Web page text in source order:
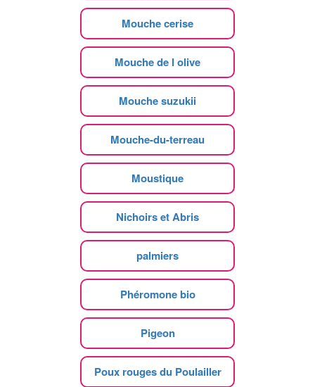
Mouche cerise
Mouche de l olive
Mouche suzukii
Mouche-du-terreau
Moustique
Nichoirs et Abris
palmiers
Phéromone bio
Pigeon
Poux rouges du Poulailler